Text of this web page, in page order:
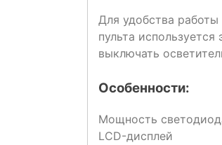
Для удобства
пульта
выключать
Особенности:
Мощность
LCD-дисплей